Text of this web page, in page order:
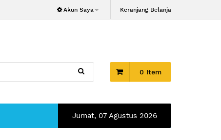
Akun Saya Keranjang Belanja
0 Item
Jumat, 07 Agustus 2026